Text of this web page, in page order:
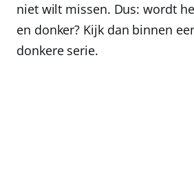
niet wilt missen. Dus: wordt
en donker? Kijk dan binnen
donkere serie.